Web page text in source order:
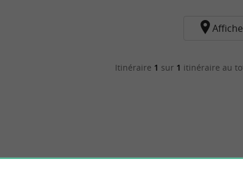
Itinéraire 1 sur 1 itinéraire au